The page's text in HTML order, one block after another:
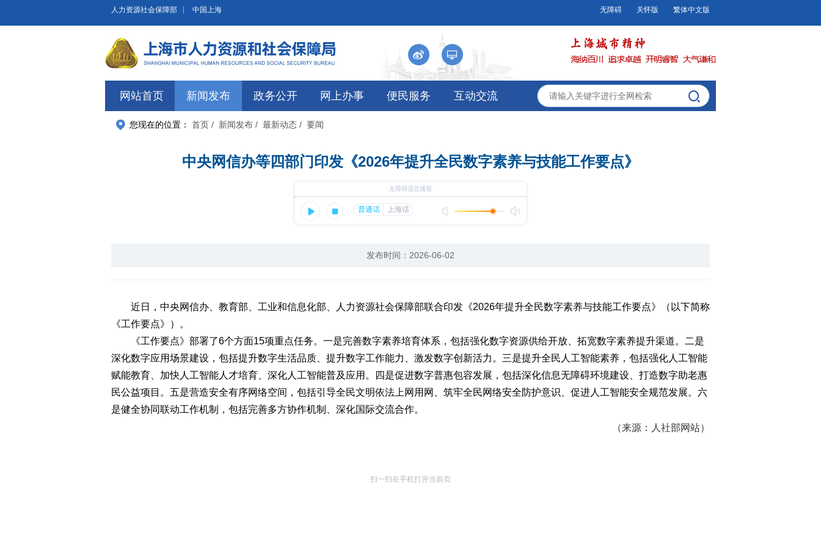
跳转到网站导航区 跳转到主要内容区域
人力资源社会保障部 中国上海 无障碍 关怀版 繁体中文版
网站首页 新闻发布 政务公开 网上办事 便民服务 互动交流
您现在的位置： 首页 / 新闻发布 / 最新动态 / 要闻
中央网信办等四部门印发《2026年提升全民数字素养与技能工作要点》
发布时间：2026-06-02
近日，中央网信办、教育部、工业和信息化部、人力资源社会保障部联合印发《2026年提升全民数字素养与技能工作要点》（以下简称
《工作要点》）。
《工作要点》部署了6个方面15项重点任务。一是完善数字素养培育体系，包括强化数字资源供给开放、拓宽数字素养提升渠道。二是
深化数字应用场景建设，包括提升数字生活品质、提升数字工作能力、激发数字创新活力。三是提升全民人工智能素养，包括强化人工智能
赋能教育、加快人工智能人才培育、深化人工智能普及应用。四是促进数字普惠包容发展，包括深化信息无障碍环境建设、打造数字助老惠
民公益项目。五是营造安全有序网络空间，包括引导全民文明依法上网用网、筑牢全民网络安全防护意识、促进人工智能安全规范发展。六
是健全协同联动工作机制，包括完善多方协作机制、深化国际交流合作。
（来源：人社部网站）
扫一扫在手机打开当前页